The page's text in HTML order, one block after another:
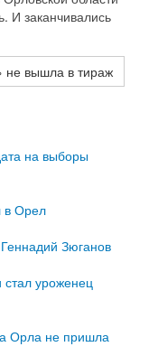
И заканчивались
не вышла в тираж
на выборы
в Орел
Зюганов
уроженец
Орла не пришла